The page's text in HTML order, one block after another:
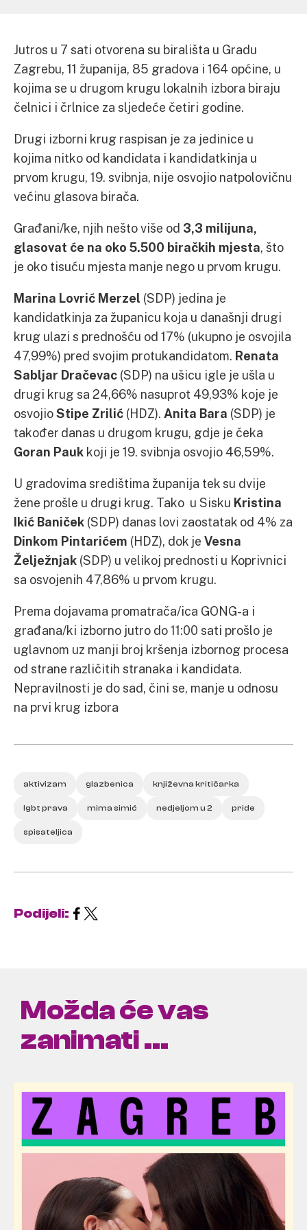
Jutros u 7 sati otvorena su birališta u Gradu
Zagrebu, 11 županija, 85 gradova i 164 općine, u
kojima se u drugom krugu lokalnih izbora biraju
čelnici i črlnice za sljedeće četiri godine.
Drugi izborni krug raspisan je za jedinice u
kojima nitko od kandidata i kandidatkinja u
prvom krugu, 19. svibnja, nije osvojio natpolovičnu
većinu glasova birača.
Građani/ke, njih nešto više od 3,3 milijuna,
glasovat će na oko 5.500 biračkih mjesta, što
je oko tisuću mjesta manje nego u prvom krugu.
Marina Lovrić Merzel (SDP) jedina je
kandidatkinja za županicu koja u današnji drugi
krug ulazi s prednošću od 17% (ukupno je osvojila
47,99%) pred svojim protukandidatom. Renata
Sabljar Dračevac (SDP) na ušicu igle je ušla u
drugi krug sa 24,66% nasuprot 49,93% koje je
osvojioStipe Zrilić (HDZ). Anita Bara (SDP) je
također danas u drugom krugu, gdje je čeka
Goran Pauk koji je 19. svibnja osvojio 46,59%.
U gradovima središtima županija tek su dvije
žene prošle u drugi krug. Tako u Sisku Kristina
Ikić Baniček (SDP) danas lovi zaostatak od 4% za
Dinkom Pintarićem (HDZ), dok je Vesna
Želježnjak (SDP) u velikoj prednosti u Koprivnici
sa osvojenih 47,86% u prvom krugu.
Prema dojavama promatrača/ica GONG-a i
građana/ki izborno jutro do 11:00 sati prošlo je
uglavnom uz manji broj kršenja izbornog procesa
od strane različitih stranaka i kandidata.
Nepravilnosti je do sad, čini se, manje u odnosu
na prvi krug izbora
aktivizam glazbenica književna kritičarka
lgbt prava mima simić nedjeljom u 2 pride
spisateljica
Podijeli:
Možda će vas
zanimati ...